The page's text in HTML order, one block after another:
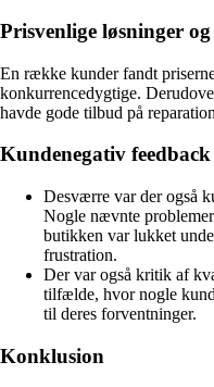
Prisvenlige løsninger
En række kunder fandt
konkurrencedygtige.
havde gode tilbud på
Kundenegativ
Desværre var der også
Nogle nævnte
butikken var lukket
frustration.
Der var også kritik af
tilfælde, hvor nogle
til deres forventninger.
Konklusion